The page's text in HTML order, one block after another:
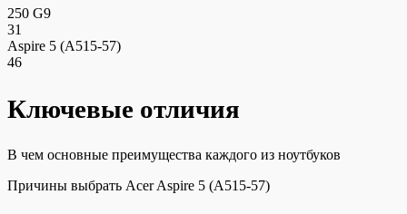
250 G9
31
Aspire 5 (A515-57)
46
Ключевые отличия
В чем основные преимущества каждого из ноутбуков
Причины выбрать Acer Aspire 5 (A515-57)